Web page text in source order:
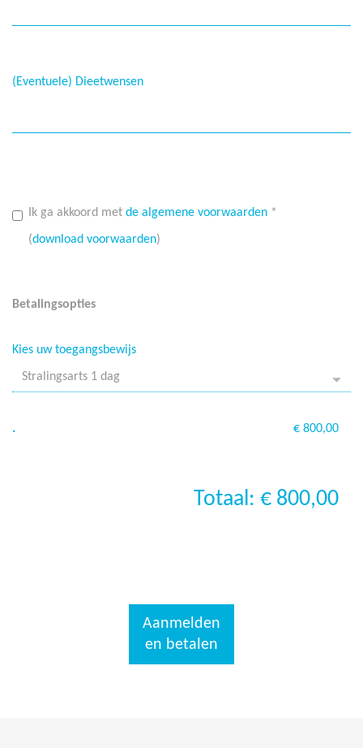
(Eventuele) Dieetwensen
Ik ga akkoord met de algemene voorwaarden *
(download voorwaarden)
Betalingsopties
Kies uw toegangsbewijs
. € 800,00
Totaal: € 800,00
Aanmelden
en betalen